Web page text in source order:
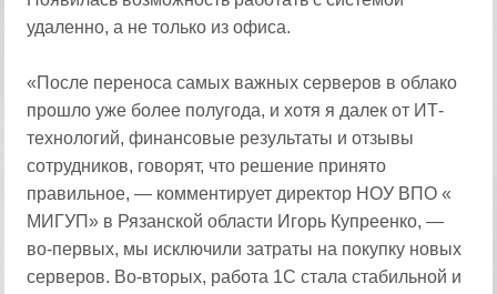
удаленно, а не только из офиса.
«После переноса самых важных серверов в облако
прошло уже более полугода, и хотя я далек от ИТ-
технологий, финансовые результаты и отзывы
сотрудников, говорят, что решение принято
правильное, — комментирует директор НОУ ВПО «
МИГУП» в Рязанской области Игорь Купреенко, —
во-первых, мы исключили затраты на покупку новых
серверов. Во-вторых, работа 1С стала стабильной и